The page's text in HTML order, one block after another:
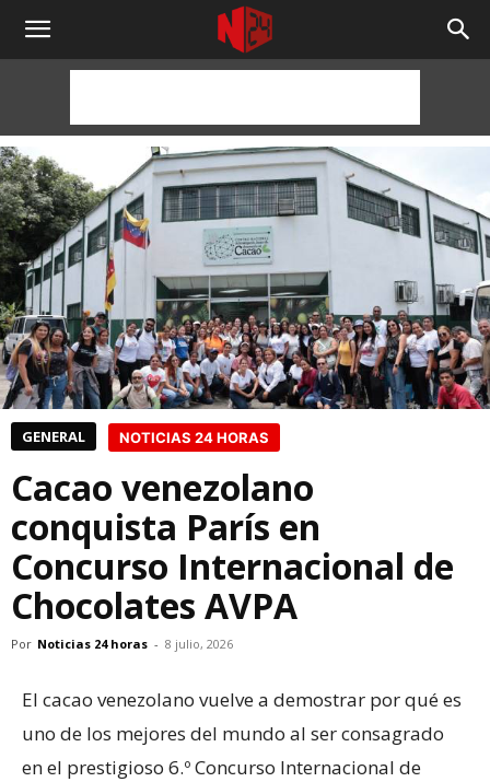
NOTICIAS
HORAS
GENERAL NOTICIAS 24 HORAS
Cacao venezolano
conquista París en
Concurso Internacional de
Chocolates AVPA
Por Noticias 24 horas - 8 julio, 2026
El cacao venezolano vuelve a demostrar por qué es
uno de los mejores del mundo al ser consagrado
en el prestigioso 6.º Concurso Internacional de